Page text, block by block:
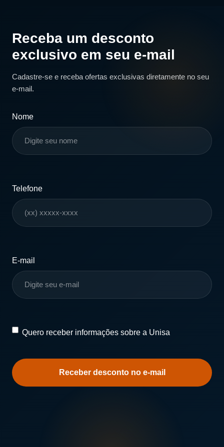
Receba um desconto
exclusivo em seu e-mail
Cadastre-se e receba ofertas exclusivas diretamente no seu
e-mail.
Nome
Telefone
E-mail
Quero
sobre
a
Quero receber informações sobre a Unisa